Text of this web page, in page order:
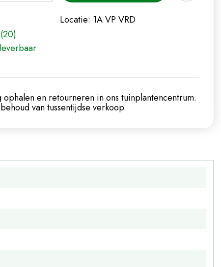
Locatie: 1A VP VRD
ophalen en retourneren in ons tuinplantencentrum.
van tussentijdse verkoop.